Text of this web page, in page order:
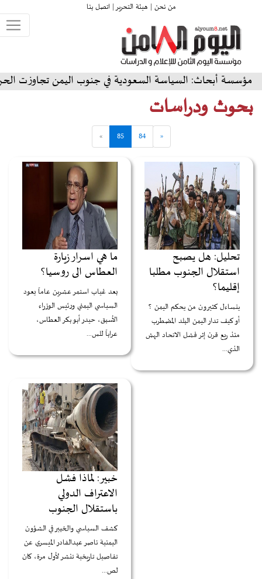
من نحن | هيئة التحرير |اتصل بنا
السياسة السعودية في جنوب اليمن تجاوزت الحرب إلى
بحوث ودراسات
«
84
85
»
تحليل: هل يصبح
استقلال الجنوب مطلبا
إقليما؟
يتساءل كثيرون من يحكم اليمن ؟
أو كيف تدار اليمن البلد المضطرب
منذ ربع قرن إثر فشل الاتحاد الهش
الذي...
ما هي اسرار زيارة
العطاس الى روسيا؟
بعد غياب استمر عشرين عاماً يعود
السياسي اليمني ورئيس الوزراء
الأسبق، حيدر أبو بكر العطاس،
عراباً للس...
خبير: لماذا فشل
الاعتراف الدولي
باستقلال الجنوب
كشف السياسي والخبير في الشؤون
اليمنية ناصر عبدالقادر الميسري عن
تفاصيل تاريخية تنشر لأول مرة، كان
لص...